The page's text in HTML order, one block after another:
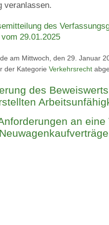
veranlassen.
des
29.01.2025
am Mittwoch, den 29. Januar
der Kategorie Verkehrsrecht
des
an